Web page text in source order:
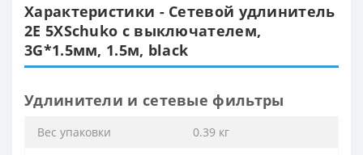
Характеристики - Сетевой удлинитель
2E 5XSchuko с выключателем,
3G*1.5мм, 1.5м, black
Удлинители и сетевые фильтры
Вес упаковки 0.39 кг